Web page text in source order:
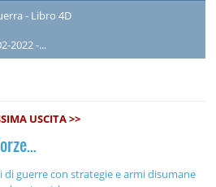
- Libro 4D
2022 -...
USCITA >>
di guerre con strategie e armi disumane